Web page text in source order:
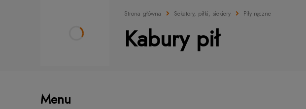
Strona główna Sekatory, piłki, siekiery Piły ręczne
Kabury pił
Menu